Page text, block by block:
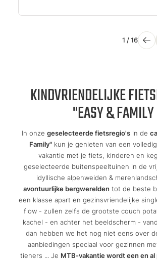
1 /16
KINDVRIENDELIJKE
"EASY & FAMILY
In onze geselecteerde fietsregio'sin de
Family" kun je genieten van een
vakantie met je fiets, kinderen en
geselecteerde buitenspeeltuinen in de
idyllische alpenweiden &
avontuurlijke bergwerelden tot de beste
een klasse apart en gezinsvriendelijke
flow - zullen zelfs de grootste couch
kachel - en achter het beeldscherm -
dan hebben we het nog niet eens over
aanbiedingen speciaal voor gezinnen
tieners ... Je MTB-vakantie wordt een en al